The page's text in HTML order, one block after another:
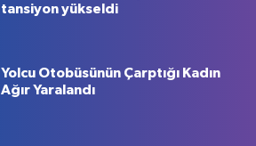
tansiyon yükseldi
Yolcu Otobüsünün Çarptığı Kadın
Ağır Yaralandı